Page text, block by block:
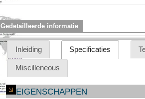
Gedetailleerde informatie
Inleiding Specificaties
Miscilleneous
EIGENSCHAPPEN